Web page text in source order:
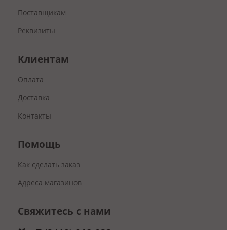
Поставщикам
Реквизиты
Клиентам
Оплата
Доставка
Контакты
Помощь
Как сделать заказ
Адреса магазинов
Свяжитесь с нами
Чайковский
Сарапул
Глазов
Другой офис